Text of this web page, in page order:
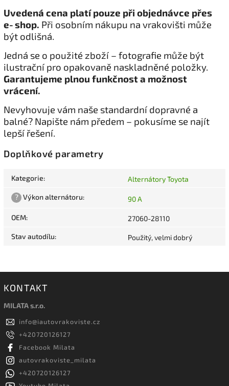
Uvedená cena platí pouze při objednávce přes
e‑shop. Při osobním nákupu na vrakovišti může
být odlišná.
Jedná se o použité zboží – fotografie může být
ilustrační pro opakovaně naskladněné položky.
Garantujeme plnou funkčnost a možnost
vrácení.
Nevyhovuje vám naše standardní dopravné a
balné? Napište nám předem – pokusíme se najít
lepší řešení.
Doplňkové parametry
Kategorie: Alternátory Toyota
? Výkon alternátoru: 90 A
OEM: 27060-28110
Stav autodílu: Použitý, velmi dobrý
KONTAKT
MILATA s.r.o.
info@iautovrakoviste.cz
+420720126127
Facebook Milata
autovrakoviste_milata
+420720126127